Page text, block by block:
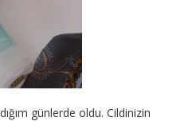
günlerde oldu. Cildinizin